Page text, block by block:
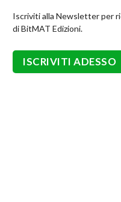
Iscriviti alla Newsletter per
di BitMAT Edizioni.